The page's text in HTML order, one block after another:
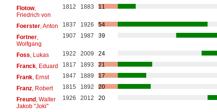
Flotow,
Friedrich von
1812 1883 11
Foerster, Anton 1837 1926
54
Fortner,
Wolfgang
1907 1987 39
Foss , Lukas 1922 2009
24
Franck, Eduard 1817 1893
21
Frank, Ernst 1847 1889
17
Franz, Robert 1815 1892
20
Freund, Walter
Jakob "Joki"
1926 2012 20